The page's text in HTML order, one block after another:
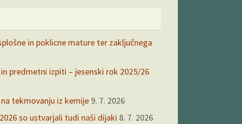
in poklicne mature ter zaključnega
predmetni izpiti – jesenski rok 2025/26
tekmovanju iz kemije 9. 7. 2026
so ustvarjali tudi naši dijaki 8. 7. 2026